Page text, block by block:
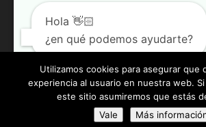
© Español en
Hola 👋🏻
¿en qué podemos ayudarte?
Abrir chat
Utilizamos cookies para asegurar que
experiencia al usuario en nuestra web.
este sitio asumiremos que estás
Vale
Más